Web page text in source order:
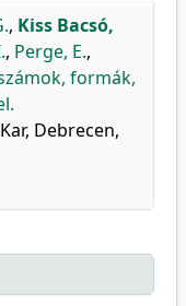
, Kiss Bacsó,
, Perge, E.,
formák,
Debrecen,